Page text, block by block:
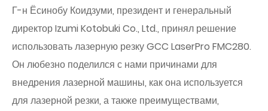
Г-н Ёсинобу Коидзуми, президент и генеральный
директор Izumi Kotobuki Co., Ltd., принял решение
использовать лазерную резку GCC LaserPro FMC280.
Он любезно поделился с нами причинами для
внедрения лазерной машины, как она используется
для лазерной резки, а также преимуществами,